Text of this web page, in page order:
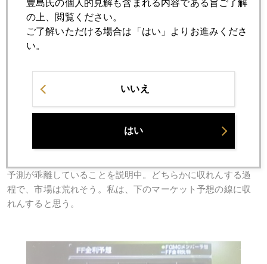
面改造のため閉鎖になる。昔ながらの作りなので、今のまま
では、距離が短すぎる。ハザードのはずの名物ポットバンカ
予測が乖離していることを説明中。どちらかに収れんする過
程で、市場は荒れそう。私は、下のマーケット予想の線に収
れんすると思う。
豊島氏の個人的見解も含まれる内容である旨ご了解
の上、閲覧ください。
ご了解いただける場合は「はい」よりお進みくださ
い。
いいえ
はい